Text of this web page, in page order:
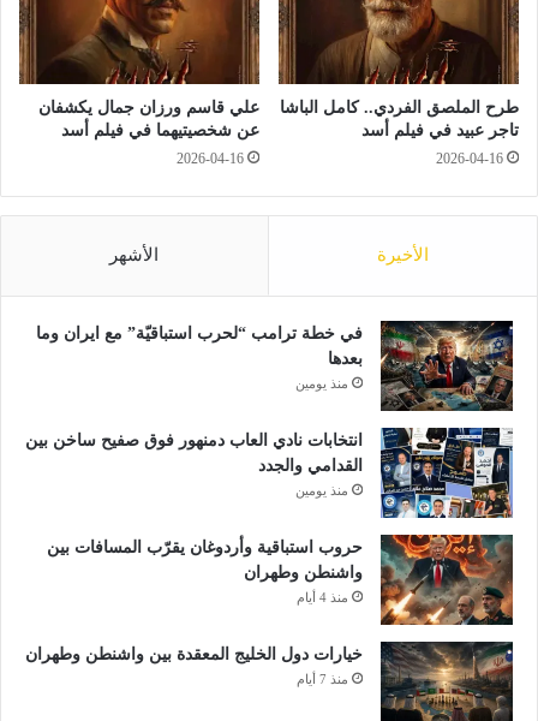
أ
ن
خ
ط
ة
ا
س
ا
م
ة
ا
ل
م
ت
غ
ذ
ح
ص
و
ى
ع
طرح الملصق الفردي.. كامل الباشا
تاجر عبيد في فيلم أسد
2026-04-16
علي قاسم ورزان جمال يكشفان
عن شخصيتيهما في فيلم أسد
2026-04-16
الأخيرة الأشهر
في خطة ترامب “لحرب استباقيّة” مع ايران وما
بعدها
منذ يومين
انتخابات نادي العاب دمنهور فوق صفيح ساخن بين
القدامي والجدد
منذ يومين
حروب استباقية وأردوغان يقرّب المسافات بين
واشنطن وطهران
منذ 4 أيام
خيارات دول الخليج المعقدة بين واشنطن وطهران
منذ 7 أيام